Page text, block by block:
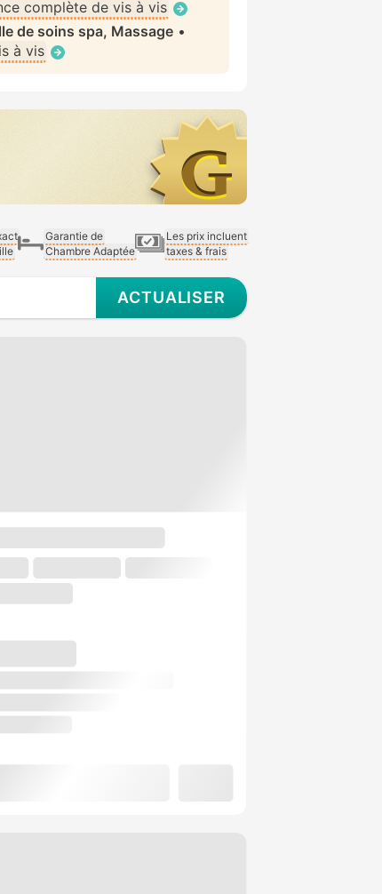
complète de vis à vis
de soins spa, Massage •
à vis
Garantie de
Chambre Adaptée
Les prix incluent
taxes & frais
ACTUALISER